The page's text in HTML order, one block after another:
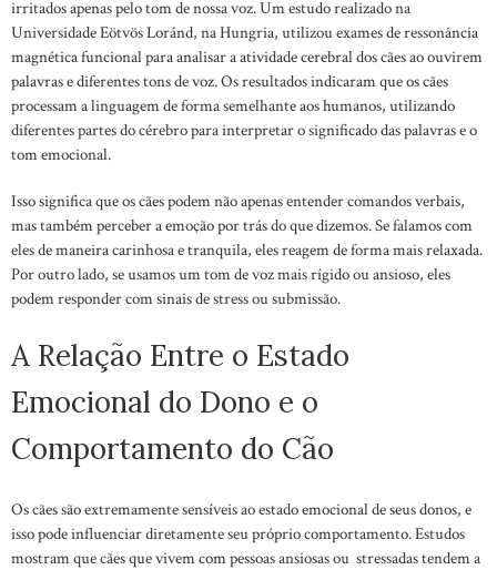
irritados apenas pelo tom de nossa voz. Um estudo realizado na
Universidade Eötvös Loránd, na Hungria, utilizou exames de ressonância
magnética funcional para analisar a atividade cerebral dos cães ao ouvirem
palavras e diferentes tons de voz. Os resultados indicaram que os cães
processam a linguagem de forma semelhante aos humanos, utilizando
diferentes partes do cérebro para interpretar o significado das palavras e o
tom emocional.
Isso significa que os cães podem não apenas entender comandos verbais,
mas também perceber a emoção por trás do que dizemos. Se falamos com
eles de maneira carinhosa e tranquila, eles reagem de forma mais relaxada.
Por outro lado, se usamos um tom de voz mais rígido ou ansioso, eles
podem responder com sinais de stress ou submissão.
A Relação Entre o Estado
Emocional do Dono e o
Comportamento do Cão
Os cães são extremamente sensíveis ao estado emocional de seus donos, e
isso pode influenciar diretamente seu próprio comportamento. Estudos
mostram que cães que vivem com pessoas ansiosas ou stressadas tendem a